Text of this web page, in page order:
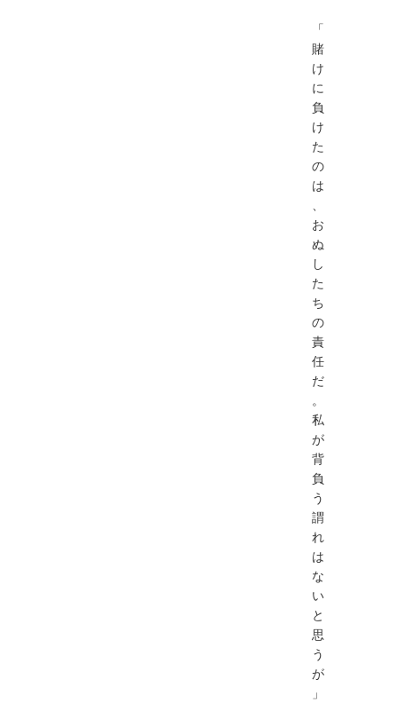
「
賭
け
に
負
け
た
の
は
、
お
ぬ
し
た
ち
の
責
任
だ
。
私
が
背
負
う
謂
れ
は
な
い
と
思
う
が
」